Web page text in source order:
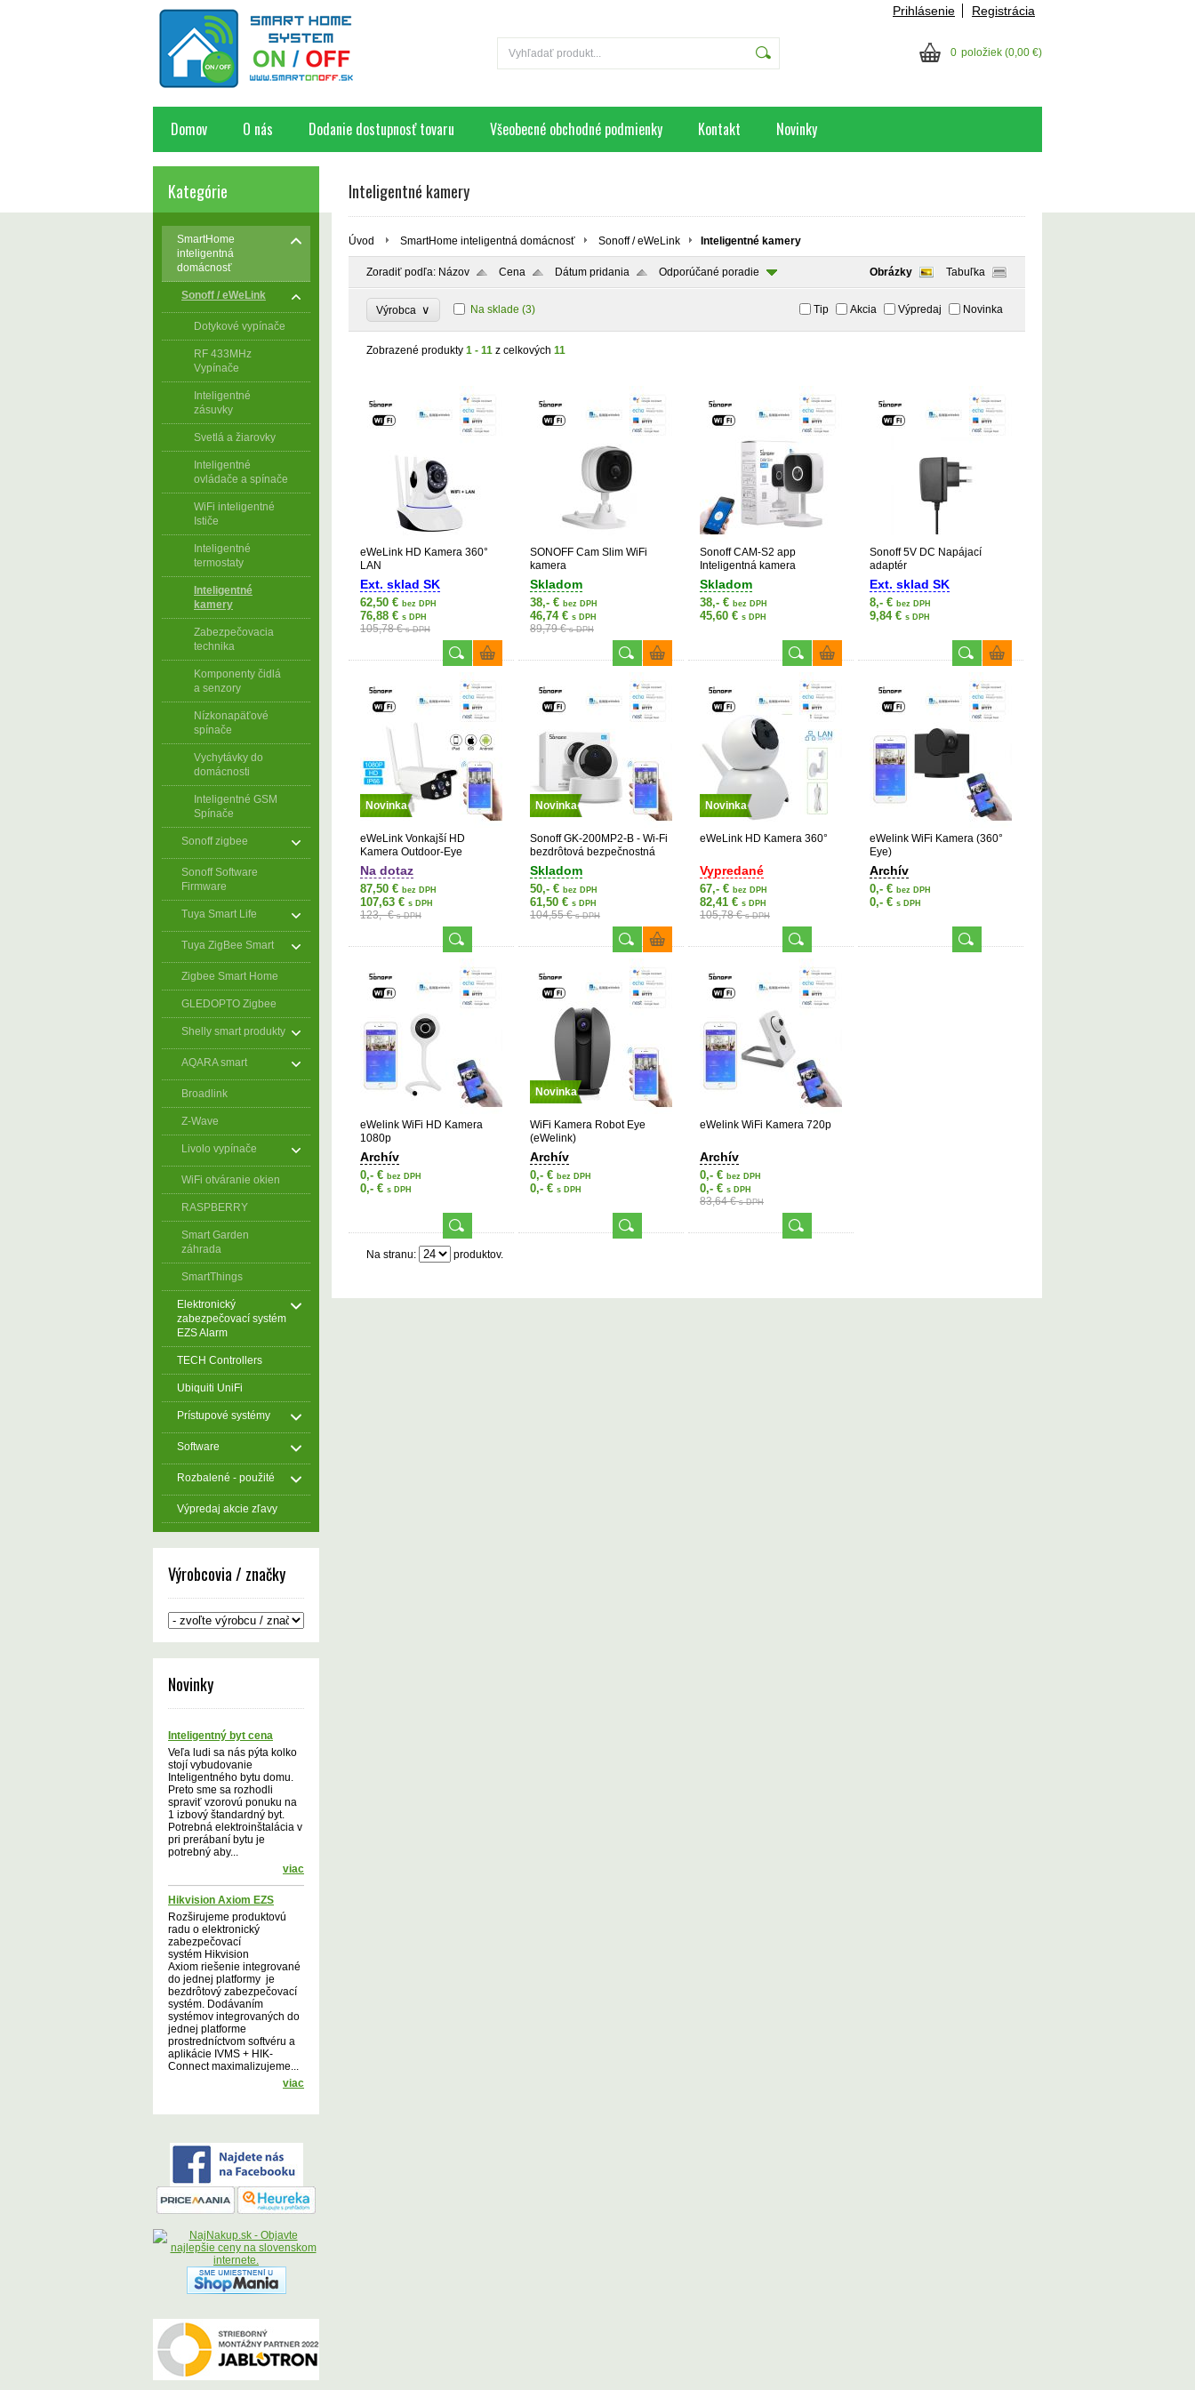
Prihlásenie Registrácia
0 položiek (0,00 €)
Domov O nás Dodanie dostupnosť tovaru Všeobecné obchodné podmienky Kontakt Novinky
Kategórie
SmartHome
inteligentná
domácnosť
Sonoff / eWeLink
Dotykové vypínače
RF 433MHz
Vypínače
Inteligentné
zásuvky
Svetlá a žiarovky
Inteligentné
ovládače a spínače
WiFi inteligentné
Ističe
Inteligentné
termostaty
Inteligentné
kamery
Zabezpečovacia
technika
Komponenty čidlá
a senzory
Nízkonapäťové
spínače
Vychytávky do
domácnosti
Inteligentné GSM
Spínače
Sonoff zigbee
Sonoff Software
Firmware
Tuya Smart Life
Tuya ZigBee Smart
Zigbee Smart Home
GLEDOPTO Zigbee
Shelly smart produkty
AQARA smart
Broadlink
Z-Wave
Livolo vypínače
WiFi otváranie okien
RASPBERRY
Smart Garden
záhrada
SmartThings
Elektronický
zabezpečovací systém
EZS Alarm
TECH Controllers
Ubiquiti UniFi
Prístupové systémy
Software
Rozbalené - použité
Výpredaj akcie zľavy
Výrobcovia / značky
Novinky
Inteligentný byt cena
Veľa ludi sa nás pýta kolko
stojí vybudovanie
Inteligentného bytu domu.
Preto sme sa rozhodli
spraviť vzorovú ponuku na
1 izbový štandardný byt.
Potrebná elektroinštalácia v
pri prerábaní bytu je
potrebný aby...
viac
Hikvision Axiom EZS
Rozširujeme produktovú
radu o elektronický
zabezpečovací
systém Hikvision
Axiom riešenie integrované
do jednej platformy je
bezdrôtový zabezpečovací
systém. Dodávaním
systémov integrovaných do
jednej platforme
prostredníctvom softvéru a
aplikácie IVMS + HIK-
Connect maximalizujeme...
viac
Inteligentné kamery
Úvod SmartHome inteligentná domácnosť Sonoff / eWeLink Inteligentné kamery
Zoradiť podľa: Názov Cena Dátum pridania Odporúčané poradie Obrázky Tabuľka
Výrobca ∨ Na sklade (3) Tip Akcia Výpredaj Novinka
Zobrazené produkty 1 - 11 z celkových 11
eWeLink HD Kamera 360°
LAN
Ext. sklad SK
62,50 € bez DPH
76,88 € s DPH
105,78 €s DPH
SONOFF Cam Slim WiFi
kamera
Skladom
38,- € bez DPH
46,74 € s DPH
89,79 €s DPH
Sonoff CAM-S2 app
Inteligentná kamera
kompatibilná s aplikáciou
eWeLink, 1080p
Skladom
38,- € bez DPH
45,60 € s DPH
Sonoff 5V DC Napájací
adaptér
Ext. sklad SK
8,- € bez DPH
9,84 € s DPH
Novinka
eWeLink Vonkajší HD
Kamera Outdoor-Eye
Na dotaz
87,50 € bez DPH
107,63 € s DPH
123,- €s DPH
Novinka
Sonoff GK-200MP2-B - Wi-Fi
bezdrôtová bezpečnostná
kamera
Skladom
50,- € bez DPH
61,50 € s DPH
104,55 €s DPH
Novinka
eWeLink HD Kamera 360°
Vypredané
67,- € bez DPH
82,41 € s DPH
105,78 €s DPH
eWelink WiFi Kamera (360°
Eye)
Archív
0,- € bez DPH
0,- € s DPH
eWelink WiFi HD Kamera
1080p
Archív
0,- € bez DPH
0,- € s DPH
Novinka
WiFi Kamera Robot Eye
(eWelink)
Archív
0,- € bez DPH
0,- € s DPH
eWelink WiFi Kamera 720p
Archív
0,- € bez DPH
0,- € s DPH
83,64 €s DPH
Na stranu: produktov.